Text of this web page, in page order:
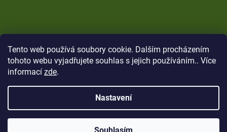
Tento web používá soubory cookie. Dalším procházením
tohoto webu vyjadřujete souhlas s jejich používáním.. Více
informací zde.
Nastavení
Copyright 2026CARP Brothers. Všechna práva